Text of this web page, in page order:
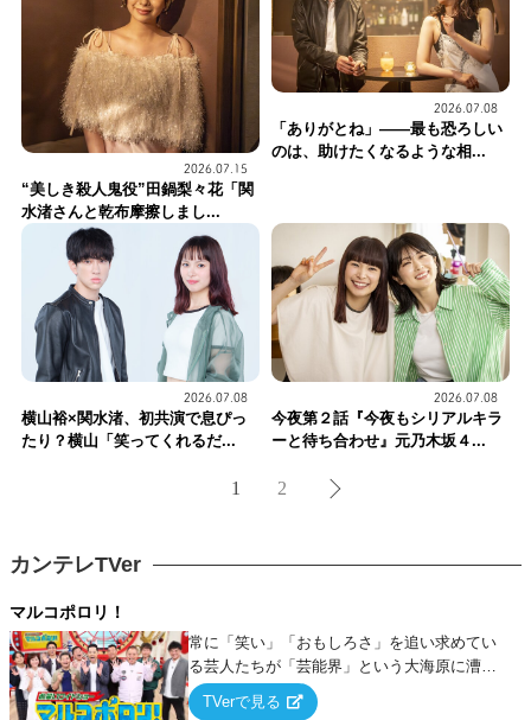
2026.07.15
“美しき殺人鬼役”田鍋梨々花「関
水渚さんと乾布摩擦しまし...
2026.07.08
「ありがとね」——最も恐ろしい
のは、助けたくなるような相...
2026.07.08
横山裕×関水渚、初共演で息ぴっ
たり？横山「笑ってくれるだ...
2026.07.08
今夜第２話『今夜もシリアルキラ
ーと待ち合わせ』元乃木坂４...
1 2
カンテレTVer
マルコポロリ！
常に「笑い」「おもしろさ」を追い求めてい
る芸人たちが「芸能界」という大海原に漕ぎ
出でて、新たなオモシロ人間を発掘する！
TVerで見る